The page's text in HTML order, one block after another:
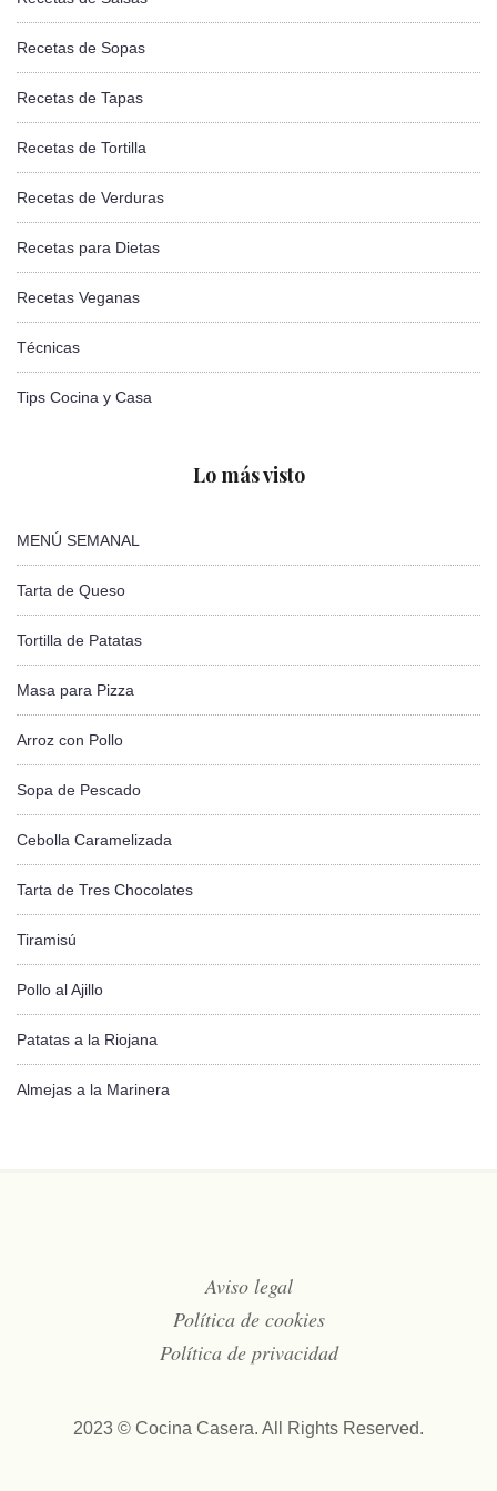
Recetas de Sopas
Recetas de Tapas
Recetas de Tortilla
Recetas de Verduras
Recetas para Dietas
Recetas Veganas
Técnicas
Tips Cocina y Casa
Lo más visto
MENÚ SEMANAL
Tarta de Queso
Tortilla de Patatas
Masa para Pizza
Arroz con Pollo
Sopa de Pescado
Cebolla Caramelizada
Tarta de Tres Chocolates
Tiramisú
Pollo al Ajillo
Patatas a la Riojana
Almejas a la Marinera
Aviso legal
Política de cookies
Política de privacidad
2023 © Cocina Casera. All Rights Reserved.